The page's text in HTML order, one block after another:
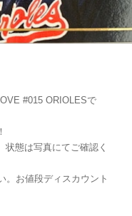
#015 ORIOLESで
態は写真にてご確認く
。お値段ディスカウント